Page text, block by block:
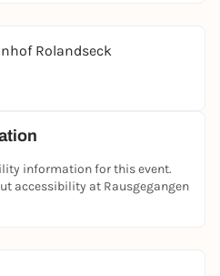
Rolandseck
information for this event.
accessibility at Rausgegangen